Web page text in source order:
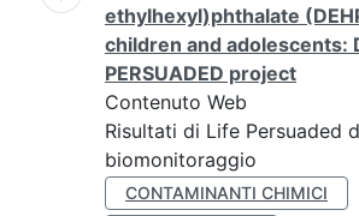
ethylhexyl)phthalate
children and adolescents:
PERSUADED project
Contenuto Web
Risultati di Life Persuaded
biomonitoraggio
CONTAMINANTI CHIMICI